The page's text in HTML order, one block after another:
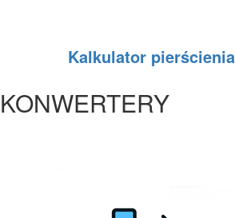
Kalkulator pierścienia
KONWERTERY